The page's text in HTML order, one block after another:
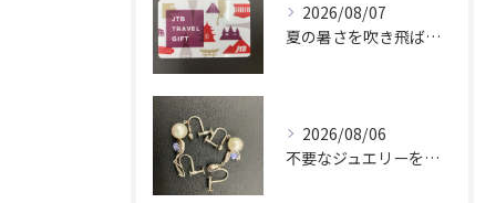
2026/08/07
夏の暑さを吹き飛ばしに来てください。
2026/08/06
不要なジュエリーを眠らせていませんか？